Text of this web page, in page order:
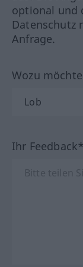
optional und
Datenschutz
Anfrage.
Wozu
Ihr Feedback*